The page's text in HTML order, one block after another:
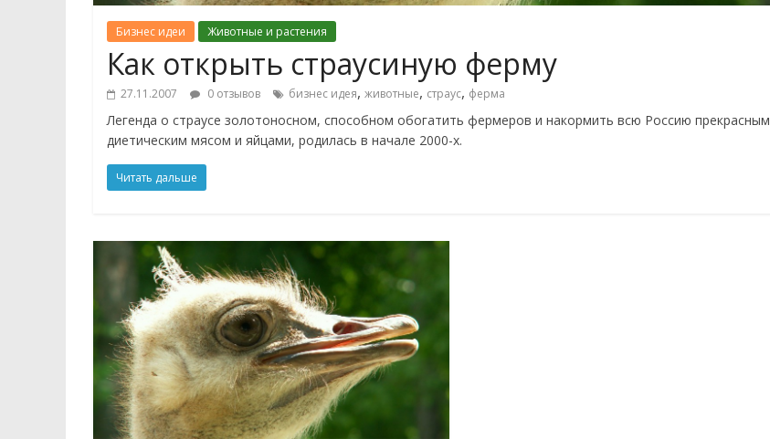
Бизнес идеи Животные и растения
Как открыть страусиную ферму
27.11.2007 0 отзывов бизнес идея, животные, страус, ферма
Легенда о страусе золотоносном, способном обогатить фермеров и накормить всю Россию прекрасным
диетическим мясом и яйцами, родилась в начале 2000-х.
Читать дальше